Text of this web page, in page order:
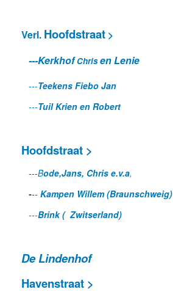
Verl. Hoofdstraat >
---KerkhofChrisen Lenie
---Teekens Fiebo Jan
---Tuil Krien en Robert
Hoofdstraat >
---Bode,Jans, Chris e.v.a,
--- Kampen Willem (Braunschweig)
---Brink ( Zwitserland)
De Lindenhof
Havenstraat >